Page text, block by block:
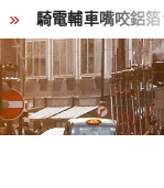
車嘴咬鋁箔包引警